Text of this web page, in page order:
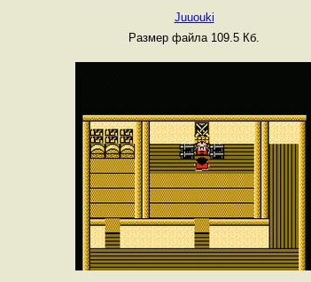
Juuouki
Размер файла 109.5 Кб.